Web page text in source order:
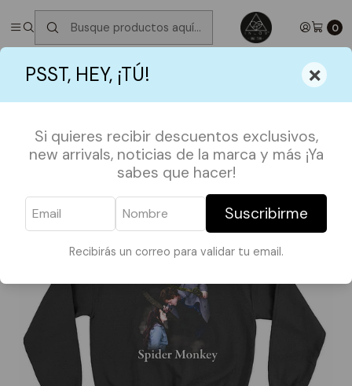
PSST, HEY, ¡TÚ! ×
Si quieres recibir descuentos exclusivos,
new arrivals, noticias de la marca y más ¡Ya
sabes que hacer!
Suscribirme
Recibirás un correo para validar tu email.
0
✮ ⋆ ˚｡𖦹 ⋆｡°✩Próximos Despachos martes 11 de Agosto
⋆｡°✩
SHOP BY FANDOMS
Polerón Twilight Spider Monkey